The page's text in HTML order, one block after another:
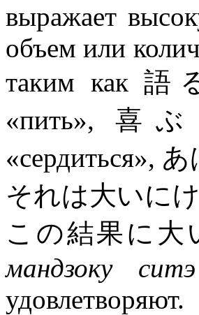
выражает
объем или
таким как 語
«пить», 喜
«сердиться»,
それは大いに
この結果に
мандзоку
удовлетворяют.